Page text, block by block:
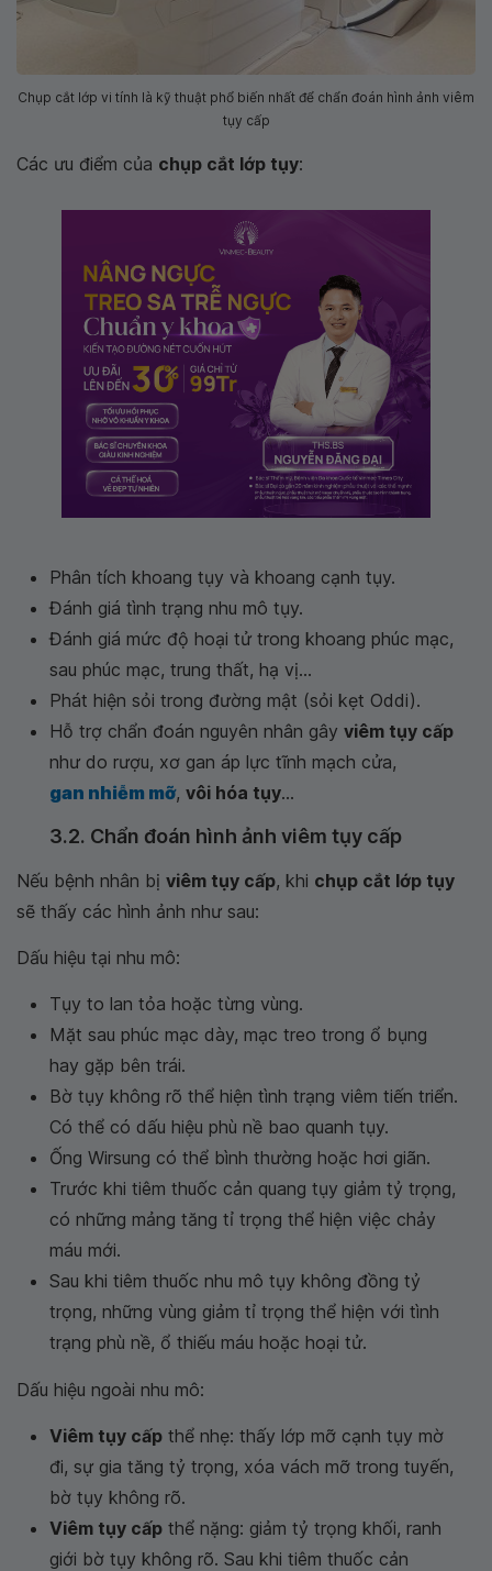
Chụp cắt lớp vi tính là kỹ thuật phổ biến nhất để chẩn đoán hình ảnh viêm
tụy cấp
Các ưu điểm của chụp cắt lớp tụy:
Phân tích khoang tụy và khoang cạnh tụy.
Đánh giá tình trạng nhu mô tụy.
Đánh giá mức độ hoại tử trong khoang phúc mạc,
sau phúc mạc, trung thất, hạ vị...
Phát hiện sỏi trong đường mật (sỏi kẹt Oddi).
Hỗ trợ chẩn đoán nguyên nhân gây viêm tụy cấp
như do rượu, xơ gan áp lực tĩnh mạch cửa,
gan nhiễm mỡ, vôi hóa tụy...
3.2. Chẩn đoán hình ảnh viêm tụy cấp
Nếu bệnh nhân bị viêm tụy cấp, khi chụp cắt lớp tụy
sẽ thấy các hình ảnh như sau:
Dấu hiệu tại nhu mô:
Tụy to lan tỏa hoặc từng vùng.
Mặt sau phúc mạc dày, mạc treo trong ổ bụng
hay gặp bên trái.
Bờ tụy không rõ thể hiện tình trạng viêm tiến triển.
Có thể có dấu hiệu phù nề bao quanh tụy.
Ống Wirsung có thể bình thường hoặc hơi giãn.
Trước khi tiêm thuốc cản quang tụy giảm tỷ trọng,
có những mảng tăng tỉ trọng thể hiện việc chảy
máu mới.
Sau khi tiêm thuốc nhu mô tụy không đồng tỷ
trọng, những vùng giảm tỉ trọng thể hiện với tình
trạng phù nề, ổ thiếu máu hoặc hoại tử.
Dấu hiệu ngoài nhu mô:
Viêm tụy cấp thể nhẹ: thấy lớp mỡ cạnh tụy mờ
đi, sự gia tăng tỷ trọng, xóa vách mỡ trong tuyến,
bờ tụy không rõ.
Viêm tụy cấp thể nặng: giảm tỷ trọng khối, ranh
giới bờ tụy không rõ. Sau khi tiêm thuốc cản